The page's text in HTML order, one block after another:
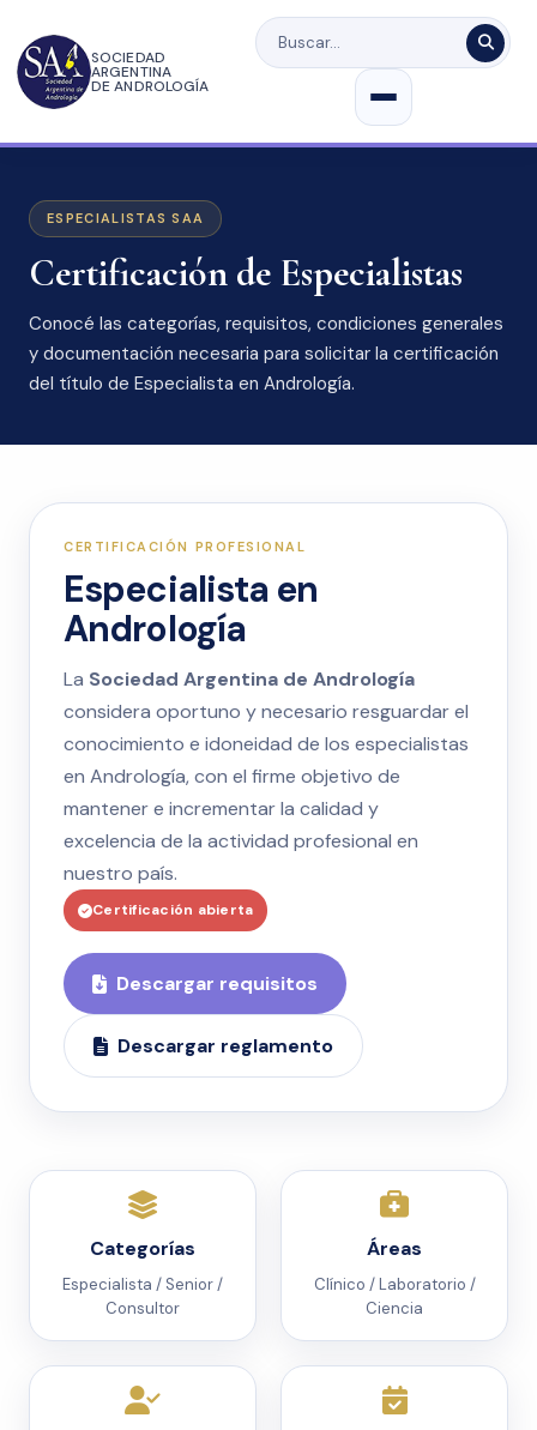
SOCIEDAD
ARGENTINA
DE ANDROLOGÍA
ESPECIALISTAS SAA
Certificación de Especialistas
Conocé las categorías, requisitos, condiciones generales
y documentación necesaria para solicitar la certificación
del título de Especialista en Andrología.
CERTIFICACIÓN PROFESIONAL
Especialista en
Andrología
La Sociedad Argentina de Andrología
considera oportuno y necesario resguardar el
conocimiento e idoneidad de los especialistas
en Andrología, con el firme objetivo de
mantener e incrementar la calidad y
excelencia de la actividad profesional en
nuestro país.
Certificación abierta
Descargar requisitos
Descargar reglamento
Categorías
Especialista / Senior /
Consultor
Áreas
Clínico / Laboratorio /
Ciencia